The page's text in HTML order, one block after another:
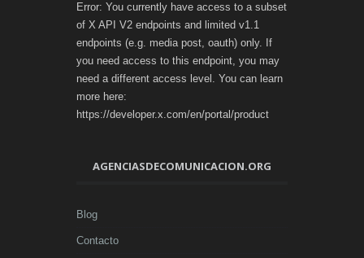
Error: You currently have access to a subset
of X API V2 endpoints and limited v1.1
endpoints (e.g. media post, oauth) only. If
you need access to this endpoint, you may
need a different access level. You can learn
more here:
https://developer.x.com/en/portal/product
AGENCIASDECOMUNICACION.ORG
Blog
Contacto